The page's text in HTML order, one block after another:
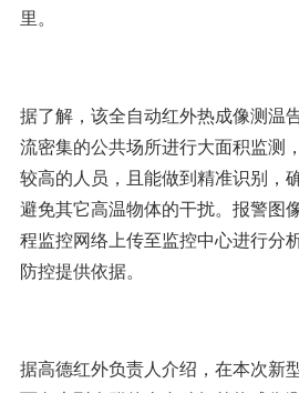
里。
据了解，该全自动红外热成像测温
流密集的公共场所进行大面积监测
较高的人员，且能做到精准识别，
避免其它高温物体的干扰。报警图
程监控网络上传至监控中心进行分
防控提供依据。
据高德红外负责人介绍，在本次新